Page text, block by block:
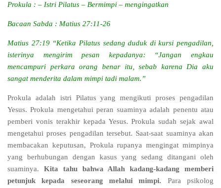
Prokula : – Istri Pilatus – Bermimpi – mengingatkan
Bacaan Sabda : Matius 27:11-26
Matius 27:19 “Ketika Pilatus sedang duduk di kursi pengadilan,
isterinya mengirim pesan kepadanya: “Jangan engkau
mencampuri perkara orang benar itu, sebab karena Dia aku
sangat menderita dalam mimpi tadi malam.”
Prokula adalah istri Pilatus yang mengikuti proses pengadilan
Yesus. Prokula mengetahui peran suaminya adalah penentu atau
pemberi vonis terakhir kepada Yesus. Prokula sudah sejak awal
mengetahui proses pengadilan tersebut. Saat-saat suaminya akan
membacakan keputusan, Prokula rupanya mengingat mimpinya
yang berhubungan dengan kasus yang sedang ditangani oleh
suaminya. Kita tahu bahwa Allah kadang-kadang memberi
petunjuk kepada seseorang melalui mimpi. Para psikolog